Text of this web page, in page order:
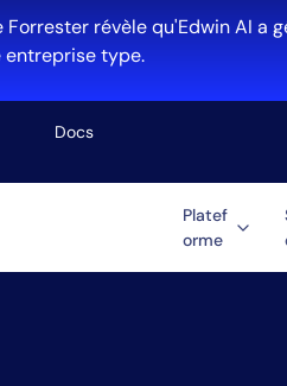
révèle qu'Edwin AI a
entreprise type.
Docs
Platef
orme